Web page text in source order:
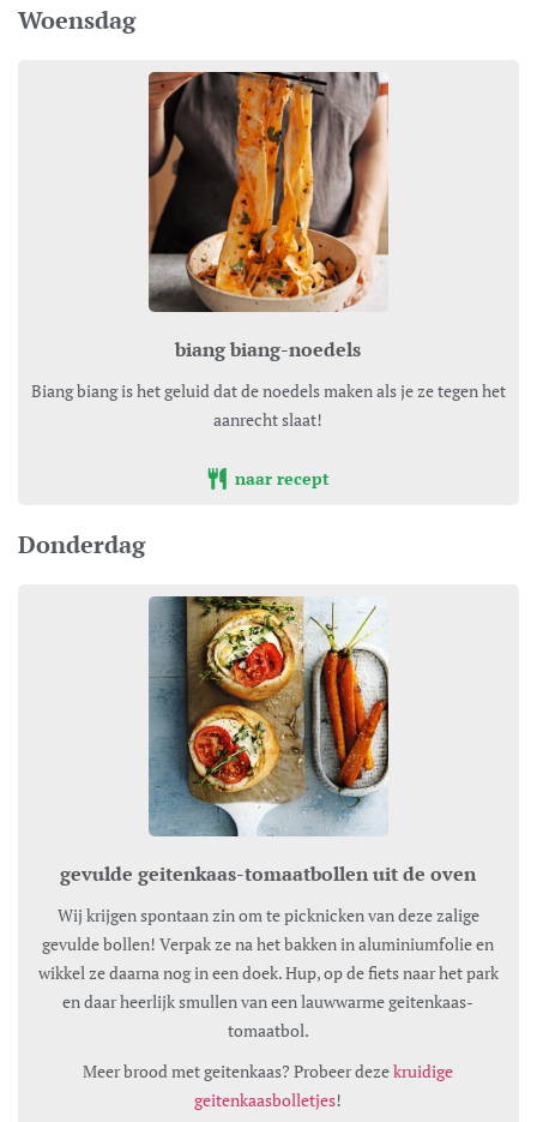
Woensdag
biang biang-noedels
Biang biang is het geluid dat de noedels maken als je ze tegen het
aanrecht slaat!
naar recept
Donderdag
gevulde geitenkaas-tomaatbollen uit de oven
Wij krijgen spontaan zin om te picknicken van deze zalige
gevulde bollen! Verpak ze na het bakken in aluminiumfolie en
wikkel ze daarna nog in een doek. Hup, op de fiets naar het park
en daar heerlijk smullen van een lauwwarme geitenkaas-
tomaatbol.
Meer brood met geitenkaas? Probeer dezekruidige
geitenkaasbolletjes!